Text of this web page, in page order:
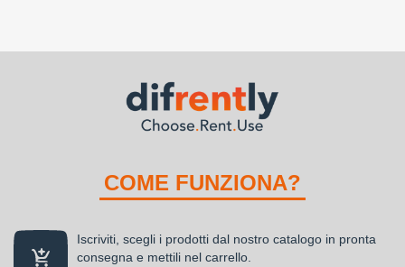
COME FUNZIONA?
Iscriviti, scegli i prodotti dal nostro catalogo in pronta
consegna e mettili nel carrello.